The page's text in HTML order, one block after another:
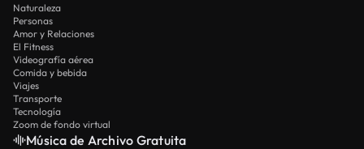
Naturaleza
Personas
Amor y Relaciones
El Fitness
Videografía aérea
Comida y bebida
Viajes
Transporte
Tecnología
Zoom de fondo virtual
Música de Archivo Gratuita